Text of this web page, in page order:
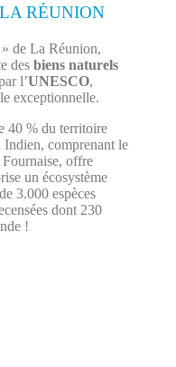
RÉUNION
de La Réunion,
des biens naturels
l’UNESCO,
exceptionnelle.
40 % du territoire
Indien, comprenant le
offre
un écosystème
3.000 espèces
dont 230
!